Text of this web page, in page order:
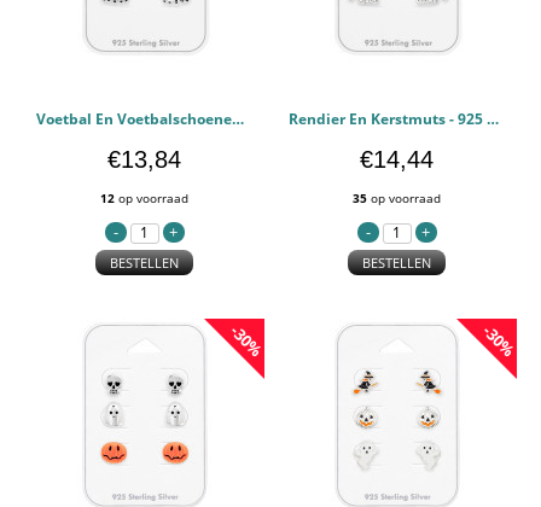
Voetbal En Voetbalschoenen - 925 sterling zilver Kinderen Sets PCJW49757
€13,84
12 op voorraad
BESTELLEN
Rendier En Kerstmuts - 925 sterling zilver Kinderen Sets PCJW49756
€14,44
35 op voorraad
BESTELLEN
-30% -30%